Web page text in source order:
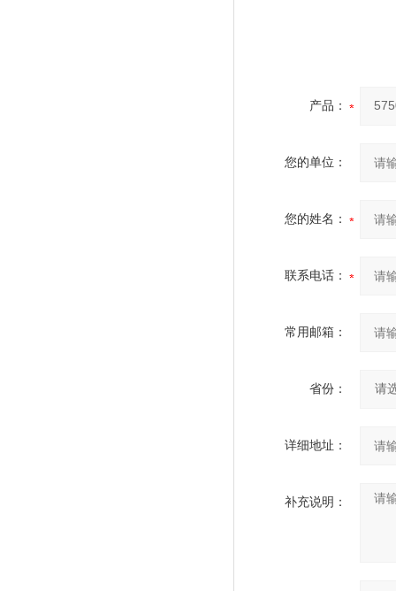
产品：
您的单位：
您的姓名：
联系电话：
常用邮箱：
省份：
详细地址：
补充说明：